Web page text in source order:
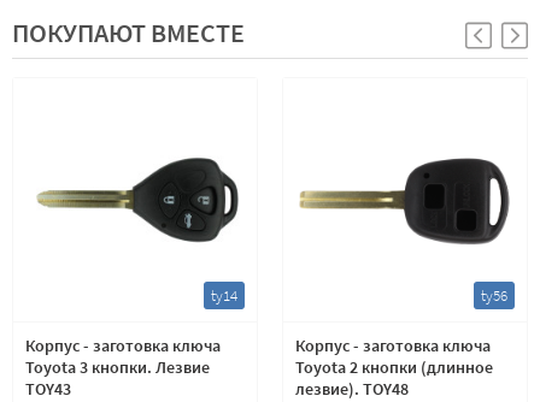
ПОКУПАЮТ ВМЕСТЕ
ty14
Корпус - заготовка ключа
Toyota 3 кнопки. Лезвие
TOY43
ty56
Корпус - заготовка ключа
Toyota 2 кнопки (длинное
лезвие). TOY48